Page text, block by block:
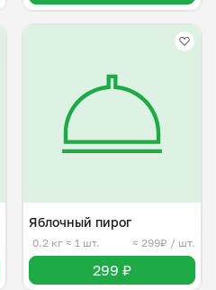
Яблочный пирог
0.2 кг ≈ 1 шт. ≈ 299₽ / шт.
299 ₽